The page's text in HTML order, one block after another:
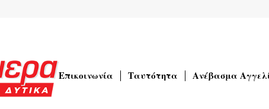
Επικοινωνία Ταυτότητα Ανέβασμα